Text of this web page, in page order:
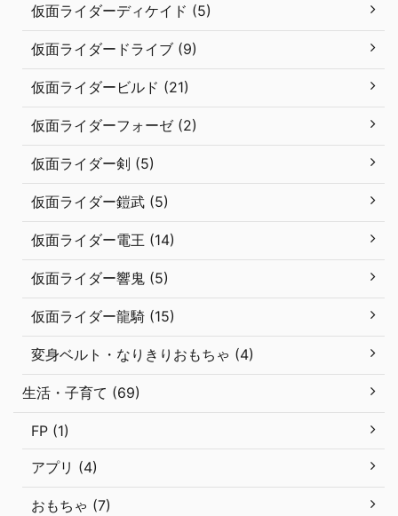
仮面ライダーディケイド (5)
仮面ライダードライブ (9)
仮面ライダービルド (21)
仮面ライダーフォーゼ (2)
仮面ライダー剣 (5)
仮面ライダー鎧武 (5)
仮面ライダー電王 (14)
仮面ライダー響鬼 (5)
仮面ライダー龍騎 (15)
変身ベルト・なりきりおもちゃ (4)
生活・子育て (69)
FP (1)
アプリ (4)
おもちゃ (7)